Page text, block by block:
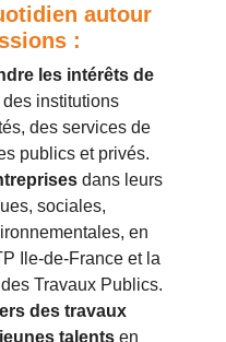
autour
:
les intérêts de
institutions
des services de
publics et privés.
dans leurs
sociales,
en
Ile-de-France et la
Travaux Publics.
des travaux
talents en